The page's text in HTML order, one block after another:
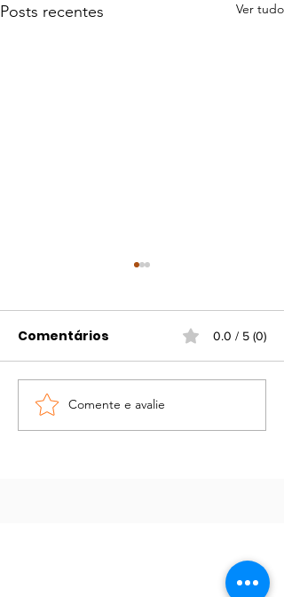
Posts recentes Ver tudo
21 de abril na Fazenda
Paraopeba –
Comentários 0.0 / 5 (0)
Comente e avalie